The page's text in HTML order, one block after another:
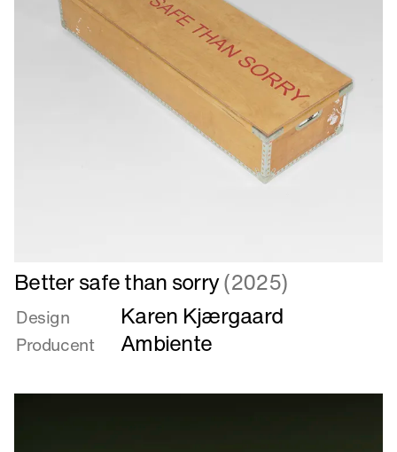
Læs
mere
om
Better
safe
sorry
Better safe than sorry(2025)
Design Karen Kjærgaard
Producent Ambiente